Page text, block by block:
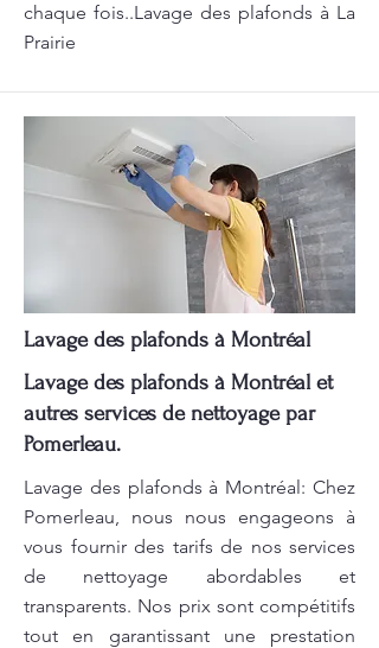
chaque fois..Lavage des plafonds à La
Prairie
Lavage des plafonds à Montréal
Lavage des plafonds à Montréal et
autres services de nettoyage par
Pomerleau.
Lavage des plafonds à Montréal: Chez
Pomerleau, nous nous engageons à
vous fournir des tarifs de nos services
de nettoyage abordables et
transparents. Nos prix sont compétitifs
tout en garantissant une prestation